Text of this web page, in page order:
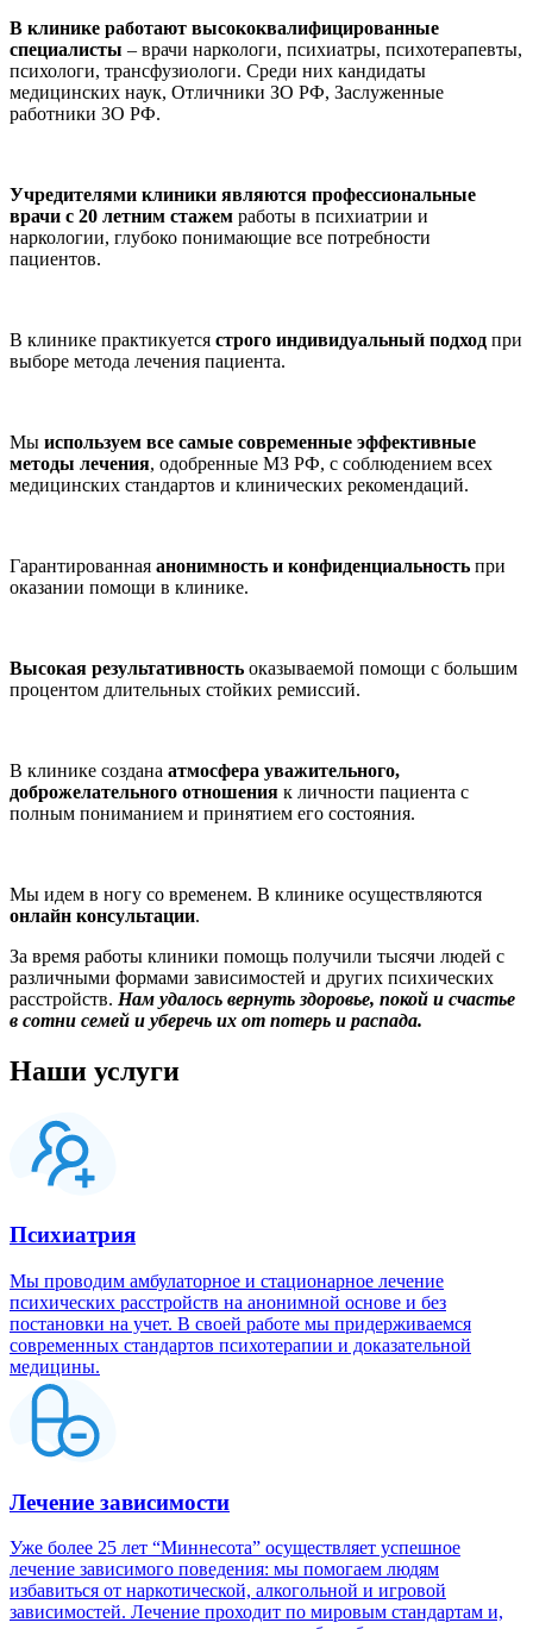
В клинике работают высококвалифицированные
специалисты – врачи наркологи, психиатры, психотерапевты,
психологи, трансфузиологи. Среди них кандидаты
медицинских наук, Отличники ЗО РФ, Заслуженные
работники ЗО РФ.
Учредителями клиники являются профессиональные
врачи с 20 летним стажем работы в психиатрии и
наркологии, глубоко понимающие все потребности
пациентов.
В клинике практикуется строго индивидуальный подход при
выборе метода лечения пациента.
Мы используем все самые современные эффективные
методы лечения, одобренные МЗ РФ, с соблюдением всех
медицинских стандартов и клинических рекомендаций.
Гарантированная анонимность и конфиденциальность при
оказании помощи в клинике.
Высокая результативность оказываемой помощи с большим
процентом длительных стойких ремиссий.
В клинике создана атмосфера уважительного,
доброжелательного отношения к личности пациента с
полным пониманием и принятием его состояния.
Мы идем в ногу со временем. В клинике осуществляются
онлайн консультации.
За время работы клиники помощь получили тысячи людей с
различными формами зависимостей и других психических
расстройств. Нам удалось вернуть здоровье, покой и счастье
в сотни семей и уберечь их от потерь и распада.
Наши услуги
Психиатрия
Мы проводим амбулаторное и стационарное лечение
психических расстройств на анонимной основе и без
постановки на учет. В своей работе мы придерживаемся
современных стандартов психотерапии и доказательной
медицины.
Лечение зависимости
Уже более 25 лет “Миннесота” осуществляет успешное
лечение зависимого поведения: мы помогаем людям
избавиться от наркотической, алкогольной и игровой
зависимостей. Лечение проходит по мировым стандартам и,